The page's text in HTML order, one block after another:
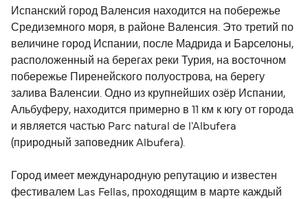
Испанский город Валенсия находится на побережье
Средиземного моря, в районе Валенсия. Это третий по
величине город Испании, после Мадрида и Барселоны,
расположенный на берегах реки Турия, на восточном
побережье Пиренейского полуострова, на берегу
залива Валенсии. Одно из крупнейших озёр Испании,
Альбуферу, находится примерно в 11 км к югу от города
и является частью Parc natural de l'Albufera
(природный заповедник Albufera).
Город имеет международную репутацию и известен
фестивалем Las Fellas, проходящим в марте каждый